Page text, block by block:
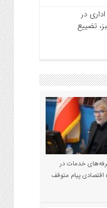
در
تضییع
خدمات در
اقتصادی پیام متوقف